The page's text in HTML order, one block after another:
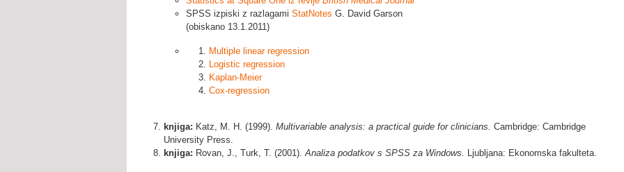
SPSS izpiski z razlagami StatNotes G. David Garson
(obiskano 13.1.2011)
Multiple linear regression
Logistic regression
Kaplan-Meier
Cox-regression
knjiga: Katz, M. H. (1999). Multivariable analysis: a practical guide for clinicians. Cambridge: Cambridge
University Press.
knjiga: Rovan, J., Turk, T. (2001). Analiza podatkov s SPSS za Windows. Ljubljana: Ekonomska fakulteta.